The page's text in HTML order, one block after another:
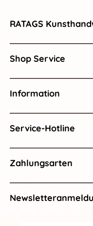
Germany -
RATAGS
Shop Service
Information
Service-Hotline
Zahlungsarten